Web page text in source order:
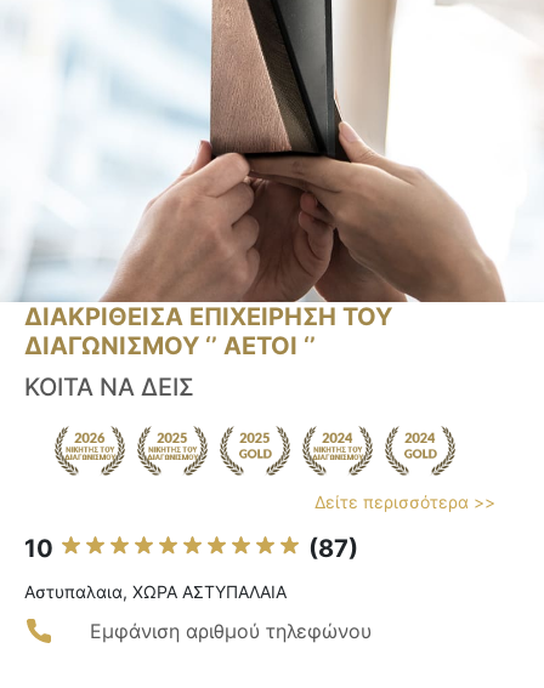
ΔΙΑΚΡΙΘΕΙΣΑ ΕΠΙΧΕΙΡΗΣΗ ΤΟΥ
ΔΙΑΓΩΝΙΣΜΟΥ ‘’ ΑΕΤΟΙ ‘’
ΚΟΙΤΑ ΝΑ ΔΕΙΣ
Δείτε περισσότερα >>
10 (87)
Αστυπαλαια, ΧΩΡΑ ΑΣΤΥΠΑΛΑΙΑ
Εμφάνιση αριθμού τηλεφώνου